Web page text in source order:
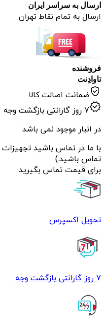
ارسال به سراسر ایران
ارسال به تمام نقاط تهران
فروشنده
تاوادِنت
ضمانت اصالت کالا
7 روز گارانتی بازگشت وجه
در انبار موجود نمی باشد
با ما در تماس باشید تجهیزات
تماس باشید.)
برای قیمت تماس بگیرید
تحویل اکسپرس
7 روز گارانتی بازگشت وجه